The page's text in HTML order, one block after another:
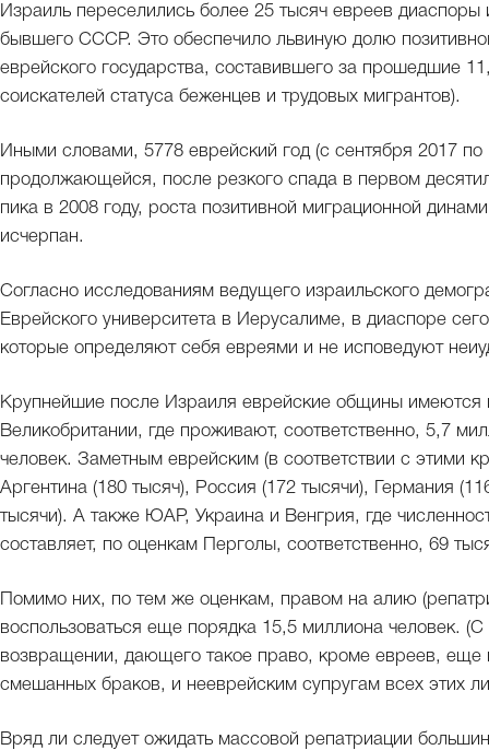
Израиль переселились более 25 тысяч евреев
бывшего СССР. Это обеспечило львиную долю
еврейского государства, составившего за прошедшие
соискателей статуса беженцев и трудовых мигрантов).
Иными словами, 5778 еврейский год (с сентября 2017
продолжающейся, после резкого спада в первом
пика в 2008 году, роста позитивной миграционной
исчерпан.
Согласно исследованиям ведущего израильского
Еврейского университета в Иерусалиме, в диаспоре
которые определяют себя евреями и не исповедуют
Крупнейшие после Израиля еврейские общины
Великобритании, где проживают, соответственно, 5,7
человек. Заметным еврейским (в соответствии с этими
Аргентина (180 тысяч), Россия (172 тысячи), Германия
тысячи). А также ЮАР, Украина и Венгрия, где
составляет, по оценкам Перголы, соответственно, 69
Помимо них, по тем же оценкам, правом на алию
воспользоваться еще порядка 15,5 миллиона человек.
возвращении, дающего такое право, кроме евреев, еще
смешанных браков, и нееврейским супругам всех этих
Вряд ли следует ожидать массовой репатриации